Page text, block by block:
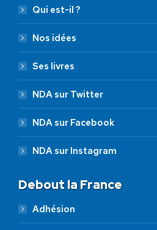
Qui est-il ?
Nos idées
Ses livres
NDA sur Twitter
NDA sur Facebook
NDA sur Instagram
Debout la France
Adhésion